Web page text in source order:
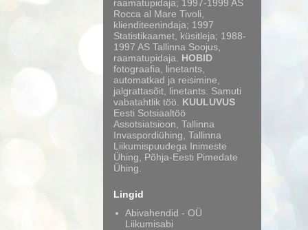
raamatupidaja; 1997-1999 AS
Rocca al Mare Tivoli,
klienditeenindaja; 1997
Statistikaamet, küsitleja; 1988-
1997 AS Tallinna Soojus,
raamatupidaja. HOBID
fotograafia, linetants,
automatkad ja reisimine,
jalgrattasõit, linetants. Samuti
vabatahtlik töö. KUULUVUS
Eesti Sotsiaaltöö
Assotsiatsioon, Tallinna
Invaspordiühing, Tallinna
Liikumispuudega Inimeste
Ühing, Põhja-Eesti Pimedate
Ühing.
Lingid
Abivahendid - OÜ
Liikumisabi